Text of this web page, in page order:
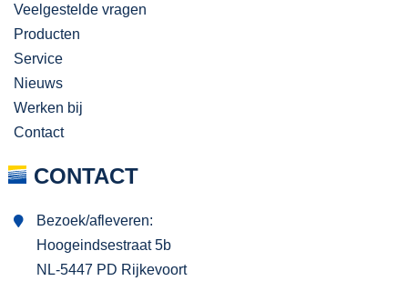
Veelgestelde vragen
Producten
Service
Nieuws
Werken bij
Contact
CONTACT
Bezoek/afleveren:
Hoogeindsestraat 5b
NL-5447 PD Rijkevoort